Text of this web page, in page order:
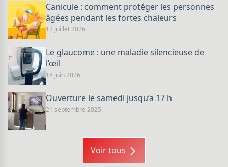
Canicule : comment protéger les personnes
âgées pendant les fortes chaleurs
12 juillet 2026
Le glaucome : une maladie silencieuse de
l’œil
18 juin 2026
Ouverture le samedi jusqu’a 17 h
21 septembre 2025
Voir tous